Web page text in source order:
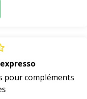
pour compléments